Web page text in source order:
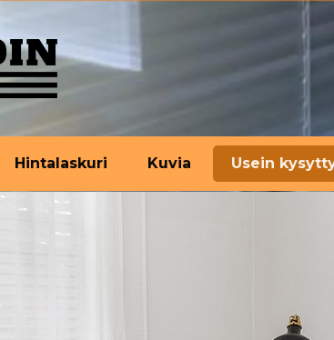
Hintalaskuri Kuvia Usein